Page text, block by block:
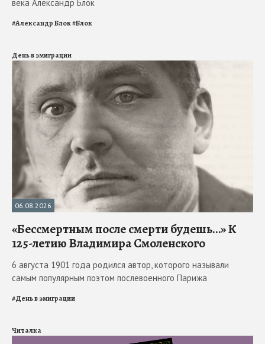
века Александр Блок
#Александр Блок#Блок
День в эмиграции
06.08.2026
«Бессмертным после смерти будешь…» К
125-летию Владимира Смоленского
6 августа 1901 года родился автор, которого называли
самым популярным поэтом послевоенного Парижа
#День в эмиграции
Читалка